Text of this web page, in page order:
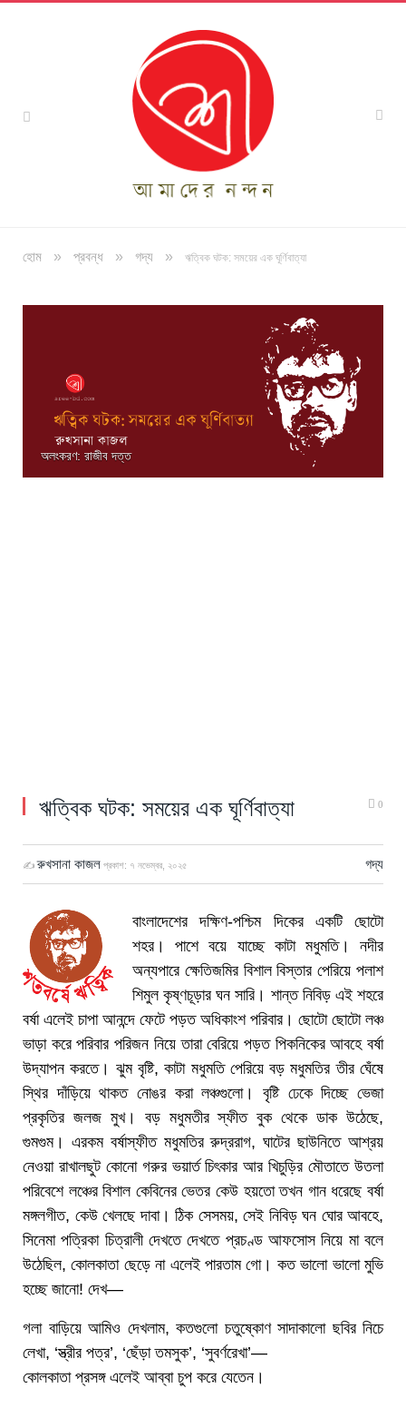
হোম » প্রবন্ধ » গদ্য » ঋত্বিক ঘটক: সময়ের এক ঘূর্ণিবাত্যা
অলংকরণ: রাজীব দত্ত
ঋত্বিক ঘটক: সময়ের এক ঘূর্ণিবাত্যা 0
✍রুখসানা কাজল প্রকাশ: ৭ নভেম্বর, ২০২৫ গদ্য
বাংলাদেশের দক্ষিণ-পশ্চিম দিকের একটি ছোটো
শহর। পাশে বয়ে যাচ্ছে কাটা মধুমতি। নদীর
অন্যপারে ক্ষেতিজমির বিশাল বিস্তার পেরিয়ে পলাশ
শিমুল কৃষ্ণচূড়ার ঘন সারি। শান্ত নিবিড় এই শহরে
বর্ষা এলেই চাপা আনন্দে ফেটে পড়ত অধিকাংশ পরিবার। ছোটো ছোটো লঞ্চ
ভাড়া করে পরিবার পরিজন নিয়ে তারা বেরিয়ে পড়ত পিকনিকের আবহে বর্ষা
উদ্‌যাপন করতে। ঝুম বৃষ্টি, কাটা মধুমতি পেরিয়ে বড় মধুমতির তীর ঘেঁষে
স্থির দাঁড়িয়ে থাকত নোঙর করা লঞ্চগুলো। বৃষ্টি ঢেকে দিচ্ছে ভেজা
প্রকৃতির জলজ মুখ। বড় মধুমতীর স্ফীত বুক থেকে ডাক উঠেছে,
গুমগুম। এরকম বর্ষাস্ফীত মধুমতির রুদ্ররাগ, ঘাটের ছাউনিতে আশ্রয়
নেওয়া রাখালছুট কোনো গরুর ভয়ার্ত চিৎকার আর খিচুড়ির মৌতাতে উতলা
পরিবেশে লঞ্চের বিশাল কেবিনের ভেতর কেউ হয়তো তখন গান ধরেছে বর্ষা
মঙ্গলগীত, কেউ খেলছে দাবা। ঠিক সেসময়, সেই নিবিড় ঘন ঘোর আবহে,
সিনেমা পত্রিকা চিত্রালী দেখতে দেখতে প্রচণ্ড আফসোস নিয়ে মা বলে
উঠেছিল, কোলকাতা ছেড়ে না এলেই পারতাম গো। কত ভালো ভালো মুভি
হচ্ছে জানো! দেখ—
গলা বাড়িয়ে আমিও দেখলাম, কতগুলো চতুষ্কোণ সাদাকালো ছবির নিচে
লেখা, ‘স্ত্রীর পত্র’, ‘ছেঁড়া তমসুক’, ‘সুবর্ণরেখা’—
কোলকাতা প্রসঙ্গ এলেই আব্বা চুপ করে যেতেন।